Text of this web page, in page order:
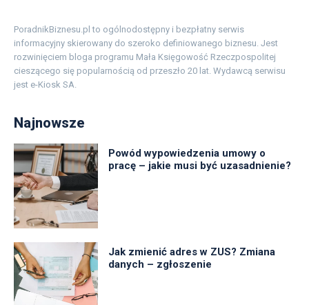
PoradnikBiznesu.pl to ogólnodostępny i bezpłatny serwis
informacyjny skierowany do szeroko definiowanego biznesu. Jest
rozwinięciem bloga programu Mała Księgowość Rzeczpospolitej
cieszącego się popularnością od przeszło 20 lat. Wydawcą serwisu
jest e-Kiosk SA.
Najnowsze
Powód wypowiedzenia umowy o
pracę – jakie musi być uzasadnienie?
Jak zmienić adres w ZUS? Zmiana
danych – zgłoszenie